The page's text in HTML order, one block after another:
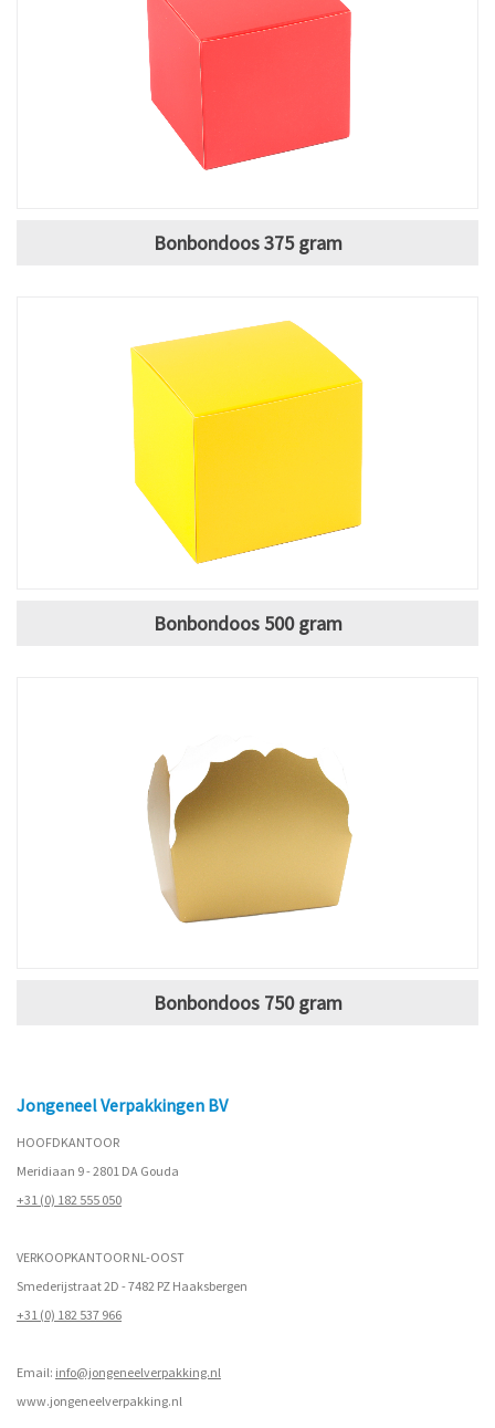
Bonbondoos 375 gram
Bonbondoos 500 gram
Bonbondoos 750 gram
Jongeneel Verpakkingen BV
HOOFDKANTOOR
Meridiaan 9 - 2801 DA Gouda
+31 (0) 182 555 050
VERKOOPKANTOOR NL-OOST
Smederijstraat 2D - 7482 PZ Haaksbergen
+31 (0) 182 537 966
Email: info@jongeneelverpakking.nl
www.jongeneelverpakking.nl